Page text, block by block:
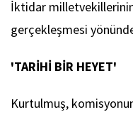
İktidar milletvekillerinin
gerçekleşmesi
'TARİHİ BİR HEYET'
Kurtulmuş,